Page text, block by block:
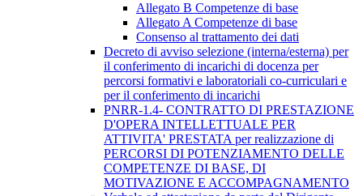
Allegato B Competenze di base
Allegato A Competenze di base
Consenso al trattamento dei dati
Decreto di avviso selezione (interna/esterna) per
il conferimento di incarichi di docenza per
percorsi formativi e laboratoriali co-curriculari e
per il conferimento di incarichi
PNRR-1.4- CONTRATTO DI PRESTAZIONE
D'OPERA INTELLETTUALE PER
ATTIVITA' PRESTATA per realizzazione di
PERCORSI DI POTENZIAMENTO DELLE
COMPETENZE DI BASE, DI
MOTIVAZIONE E ACCOMPAGNAMENTO